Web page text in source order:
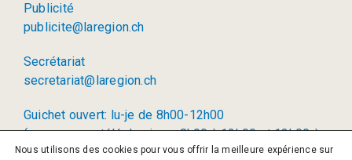
Publicité
publicite@laregion.ch
Secrétariat
secretariat@laregion.ch
Guichet ouvert: lu-je de 8h00-12h00
(permanence téléphonique: 8h00 à 12h00 et 13h00 à
17h00)
Nous utilisons des cookies pour vous offrir la meilleure expérience sur